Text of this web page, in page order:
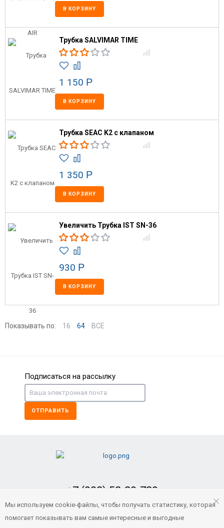
В КОРЗИНУ
Трубка SALVIMAR TIME
1 150 Р
В КОРЗИНУ
Трубка SEAC K2 с клапаном
1 350 Р
В КОРЗИНУ
Увеличить Трубка IST SN-36
930 Р
В КОРЗИНУ
Показывать по: 16 64 ВСЕ
Подписаться на рассылку
ОТПРАВИТЬ
+7 (902) 52-29-739
Заказать обратный звонок
Мы используем cookie-файлы, чтобы получать статистику, которая
помогает показывать вам самые интересные и выгодные